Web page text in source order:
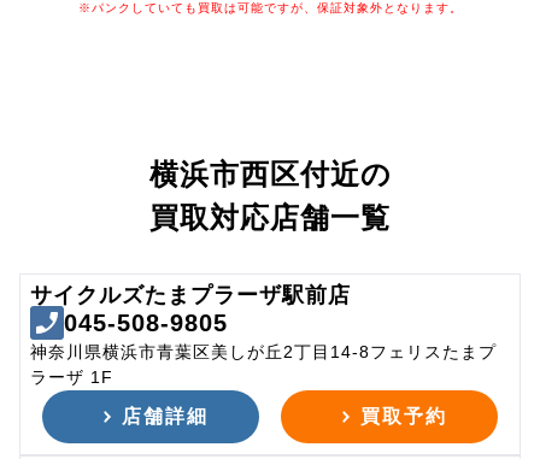
※パンクしていても買取は可能ですが、保証対象外となります。
横浜市西区付近の
買取対応店舗一覧
サイクルズたまプラーザ駅前店
045-508-9805
神奈川県横浜市青葉区美しが丘2丁目14-8フェリスたまプ
ラーザ 1F
店舗詳細 買取予約